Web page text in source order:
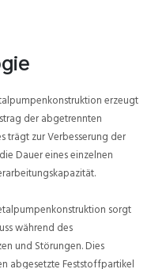
erzeugt
der abgetrennten
trägt zur Verbesserung der
Dauer eines einzelnen
sorgt
während des
und Störungen. Dies
abgesetzte Feststoffpartikel